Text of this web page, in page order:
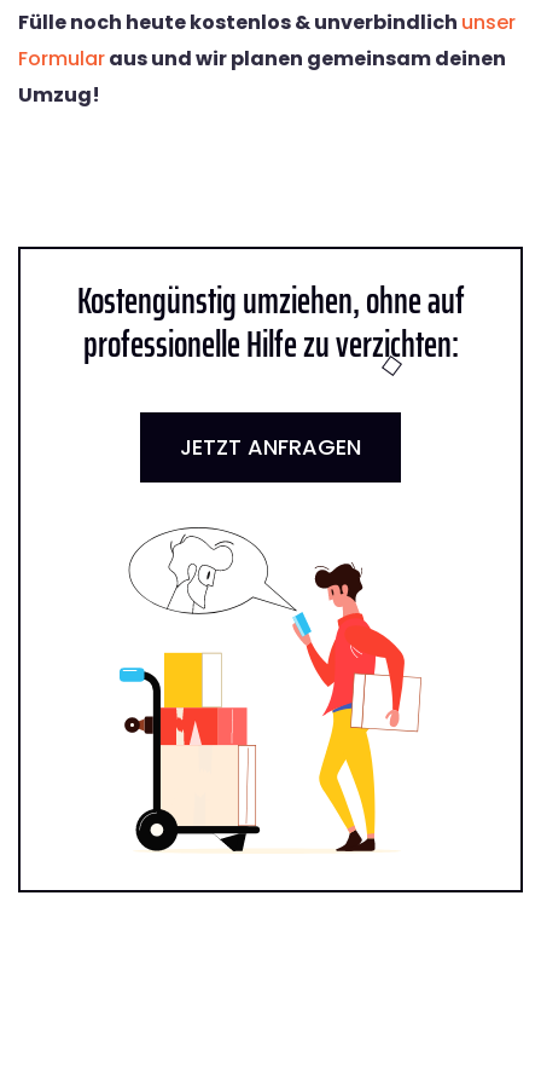
Fülle noch heute kostenlos & unverbindlich unser
Formularaus und wir planen gemeinsam deinen
Umzug!
Kostengünstig umziehen, ohne auf
professionelle Hilfe zu verzichten:
JETZT ANFRAGEN